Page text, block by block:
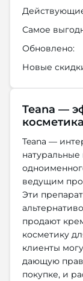
Самое
Обновлено:
Новые
Teana —
косметика
Teana —
натуральные
ведущим
Эти
продают
косметику
клиенты
дающую
покупке, и